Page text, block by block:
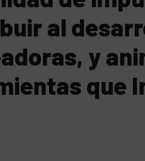
al
y
que